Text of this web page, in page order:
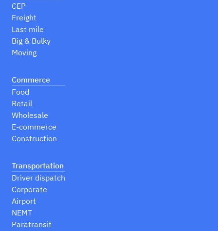
CEP
Freight
Last mile
Big & Bulky
Moving
Commerce
Food
Retail
Wholesale
E-commerce
Construction
Transportation
Driver dispatch
Corporate
Airport
NEMT
Paratransit